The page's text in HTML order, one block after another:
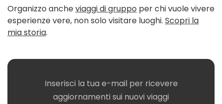
Organizzo ancheviaggi di gruppo per chi vuole vivere
esperienze vere, non solo visitare luoghi. Scopri la
mia storia.
Inserisci la tua e-mail per ricevere
aggiornamenti sui nuovi viaggi